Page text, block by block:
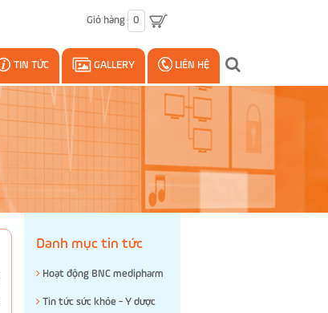
Giỏ hàng 0
TIN TỨC GALLERY LIÊN HỆ
Danh mục tin tức
Hoạt động BNC medipharm
Tin tức sức khỏe - Y dược